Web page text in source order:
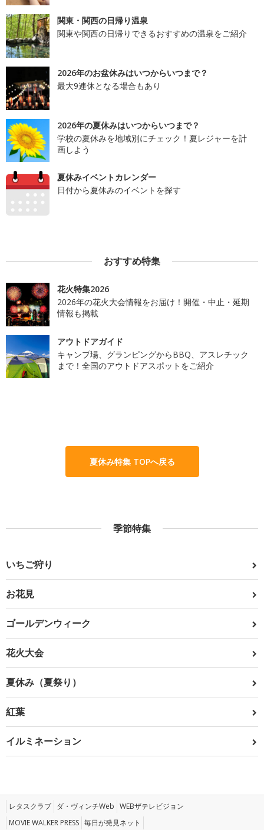
関東・関西の日帰り温泉
関東や関西の日帰りできるおすすめの温泉をご紹介
2026年のお盆休みはいつからいつまで？
最大9連休となる場合もあり
2026年の夏休みはいつからいつまで？
学校の夏休みを地域別にチェック！夏レジャーを計
画しよう
夏休みイベントカレンダー
日付から夏休みのイベントを探す
おすすめ特集
花火特集2026
2026年の花火大会情報をお届け！開催・中止・延期
情報も掲載
アウトドアガイド
キャンプ場、グランピングからBBQ、アスレチック
まで！全国のアウトドアスポットをご紹介
夏休み特集 TOPへ戻る
季節特集
いちご狩り
お花見
ゴールデンウィーク
花火大会
夏休み（夏祭り）
紅葉
イルミネーション
レタスクラブ ダ・ヴィンチWeb WEBザテレビジョン
MOVIE WALKER PRESS 毎日が発見ネット